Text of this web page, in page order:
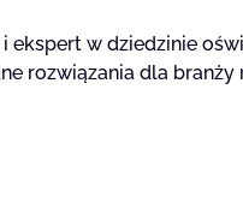
ekspert w dziedzinie
rozwiązania dla